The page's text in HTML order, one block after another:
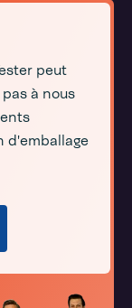
peut
à nous
d'emballage